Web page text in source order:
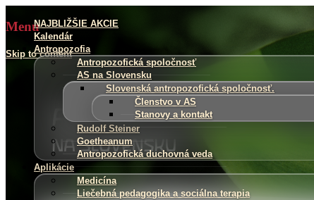
Hľadať:
Menu
Skip to content
NAJBLIŽŠIE AKCIE
Kalendár
Antropozofia
Antropozofická spoločnosť
AS na Slovensku
Slovenská antropozofická spoločnosť.
Členstvo v AS
Stanovy a kontakt
Rudolf Steiner
Goetheanum
Antropozofická duchovná veda
Aplikácie
Medicína
Liečebná pedagogika a sociálna terapia